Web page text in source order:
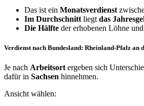
Das ist ein Monatsverdienst
Im Durchschnitt liegt das
Die Hälfte der erhobenen Löhne
Verdienst nach Bundesland: Rheinland-Pfalz an
Je nach Arbeitsort ergeben sich
dafür in Sachsen hinnehmen.
Ansicht wählen: